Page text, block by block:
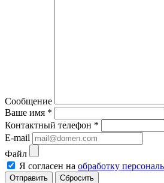
Сообщение
Ваше имя *
Контактный телефон *
E-mail
Файл
Я согласен на обработку
Сбросить